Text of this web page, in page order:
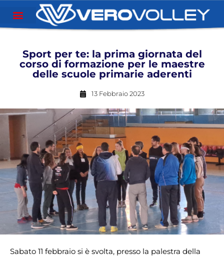
Sport per te: la prima giornata del
corso di formazione per le maestre
delle scuole primarie aderenti
13 Febbraio 2023
Sabato 11 febbraio si è svolta, presso la palestra della